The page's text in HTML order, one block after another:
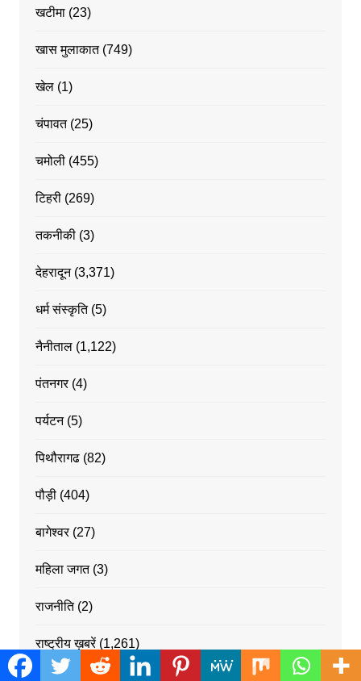
खटीमा(23)
खास मुलाकात(749)
खेल(1)
चंपावत(25)
चमोली(455)
टिहरी(269)
तकनीकी(3)
देहरादून(3,371)
धर्म संस्कृति(5)
नैनीताल(1,122)
पंतनगर(4)
पर्यटन(5)
पिथौरागढ(82)
पौड़ी(404)
बागेश्वर(27)
महिला जगत(3)
राजनीति(2)
राष्ट्रीय ख़बरें(1,261)